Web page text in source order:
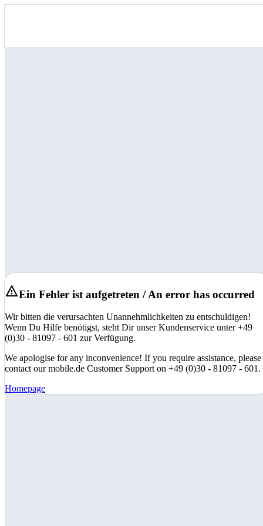
Ein Fehler ist aufgetreten / An error has occurred
Wir bitten die verursachten Unannehmlichkeiten zu entschuldigen!
Wenn Du Hilfe benötigst, steht Dir unser Kundenservice unter +49
(0)30 - 81097 - 601 zur Verfügung.
We apologise for any inconvenience! If you require assistance, please
contact our mobile.de Customer Support on +49 (0)30 - 81097 - 601.
Homepage